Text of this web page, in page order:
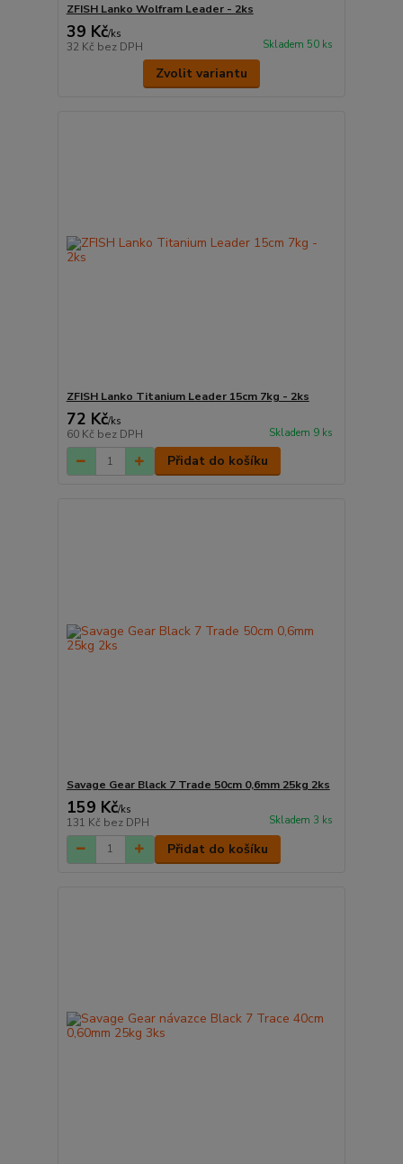
ZFISH Lanko Wolfram Leader - 2ks
39 Kč/ks
32 Kč bez DPH Skladem 50 ks
Zvolit variantu
ZFISH Lanko Titanium Leader 15cm 7kg - 2ks
72 Kč/ks
60 Kč bez DPH Skladem 9 ks
Přidat do košíku
Savage Gear Black 7 Trade 50cm 0,6mm 25kg 2ks
159 Kč/ks
131 Kč bez DPH Skladem 3 ks
Přidat do košíku